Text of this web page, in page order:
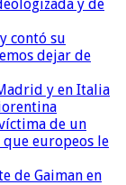
y de
contó su
dejar de
y en Italia
de un
europeos le
de Gaiman en